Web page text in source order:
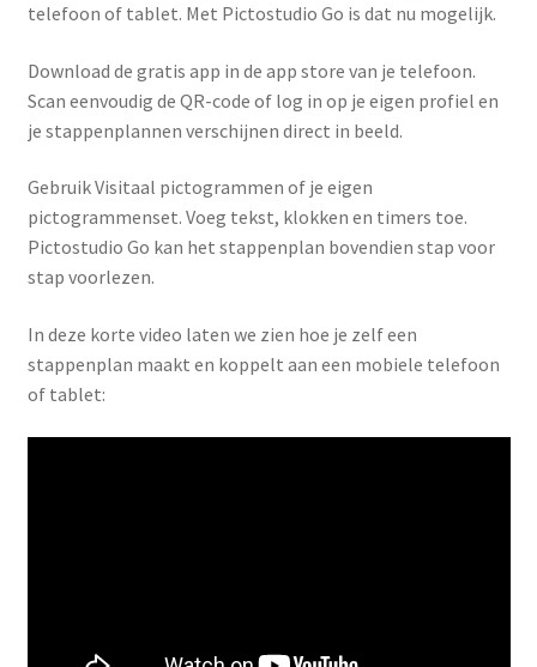
telefoon of tablet. Met Pictostudio Go is dat nu mogelijk.
Download de gratis app in de app store van je telefoon.
Scan eenvoudig de QR-code of log in op je eigen profiel en
je stappenplannen verschijnen direct in beeld.
Gebruik Visitaal pictogrammen of je eigen
pictogrammenset. Voeg tekst, klokken en timers toe.
Pictostudio Go kan het stappenplan bovendien stap voor
stap voorlezen.
In deze korte video laten we zien hoe je zelf een
stappenplan maakt en koppelt aan een mobiele telefoon
of tablet: